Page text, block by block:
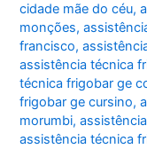
cidade mãe do céu,
monções,
francisco,
assistência técnica
técnica frigobar ge
frigobar ge cursino,
morumbi,
assistência técnica